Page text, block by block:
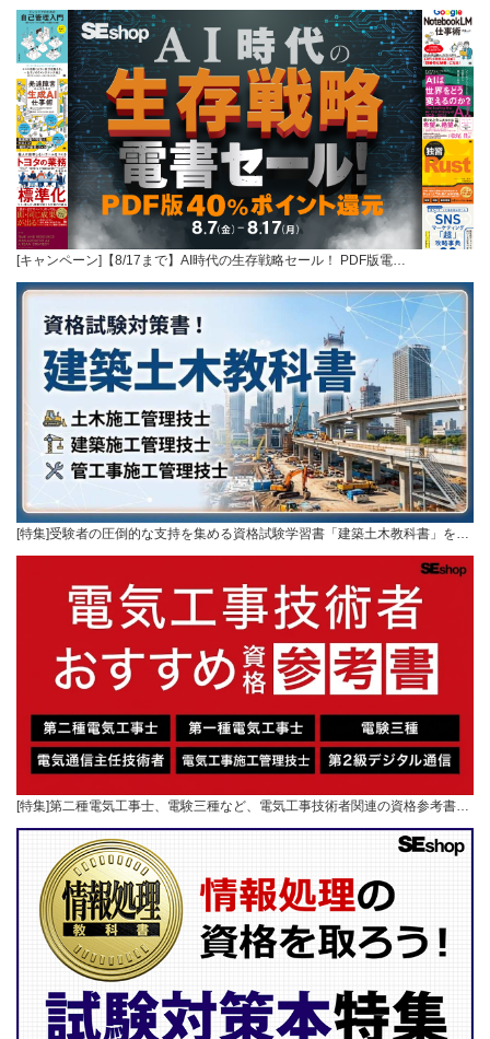
[キャンペーン]【8/17まで】AI時代の生存戦略セール！ PDF版電…
[特集]受験者の圧倒的な支持を集める資格試験学習書「建築土木教科書」を…
[特集]第二種電気工事士、電験三種など、電気工事技術者関連の資格参考書…